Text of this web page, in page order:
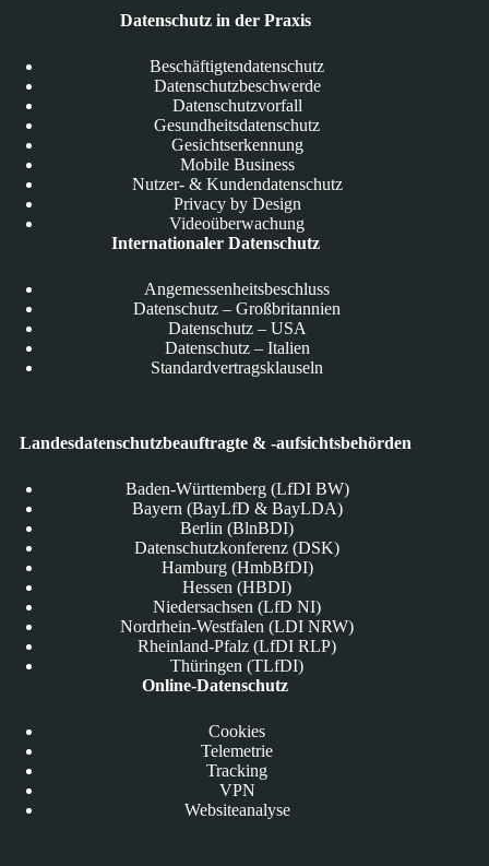
Datenschutz in der Praxis
Beschäftigtendatenschutz
Datenschutzbeschwerde
Datenschutzvorfall
Gesundheitsdatenschutz
Gesichtserkennung
Mobile Business
Nutzer- & Kundendatenschutz
Privacy by Design
Videoüberwachung
Internationaler Datenschutz
Angemessenheitsbeschluss
Datenschutz – Großbritannien
Datenschutz – USA
Datenschutz – Italien
Standardvertragsklauseln
Landesdatenschutzbeauftragte & -aufsichtsbehörden
Baden-Württemberg (LfDI BW)
Bayern (BayLfD & BayLDA)
Berlin (BlnBDI)
Datenschutzkonferenz (DSK)
Hamburg (HmbBfDI)
Hessen (HBDI)
Niedersachsen (LfD NI)
Nordrhein-Westfalen (LDI NRW)
Rheinland-Pfalz (LfDI RLP)
Thüringen (TLfDI)
Online-Datenschutz
Cookies
Telemetrie
Tracking
VPN
Websiteanalyse